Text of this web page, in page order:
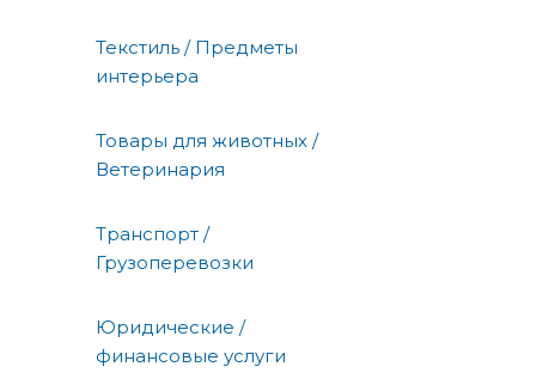
Текстиль / Предметы
интерьера
Товары для животных /
Ветеринария
Транспорт /
Грузоперевозки
Юридические /
финансовые услуги